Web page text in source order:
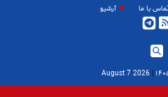
تماس با ما آرشیو
|
2026 August 7